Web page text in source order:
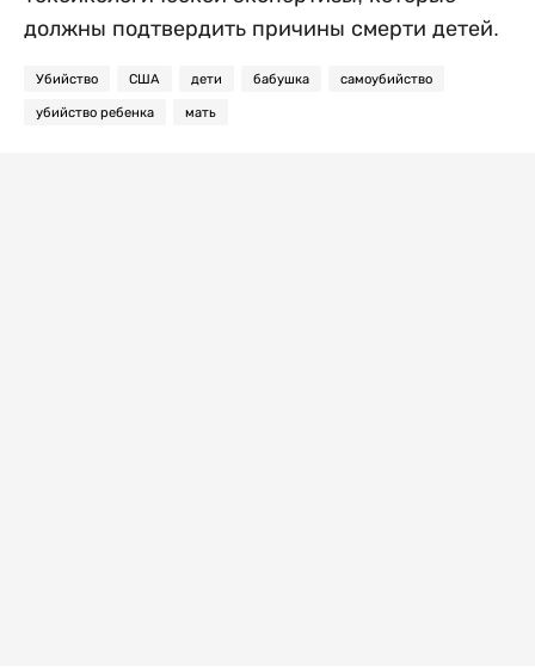
должны подтвердить причины смерти детей.
Убийство США дети бабушка самоубийство
убийство ребенка мать